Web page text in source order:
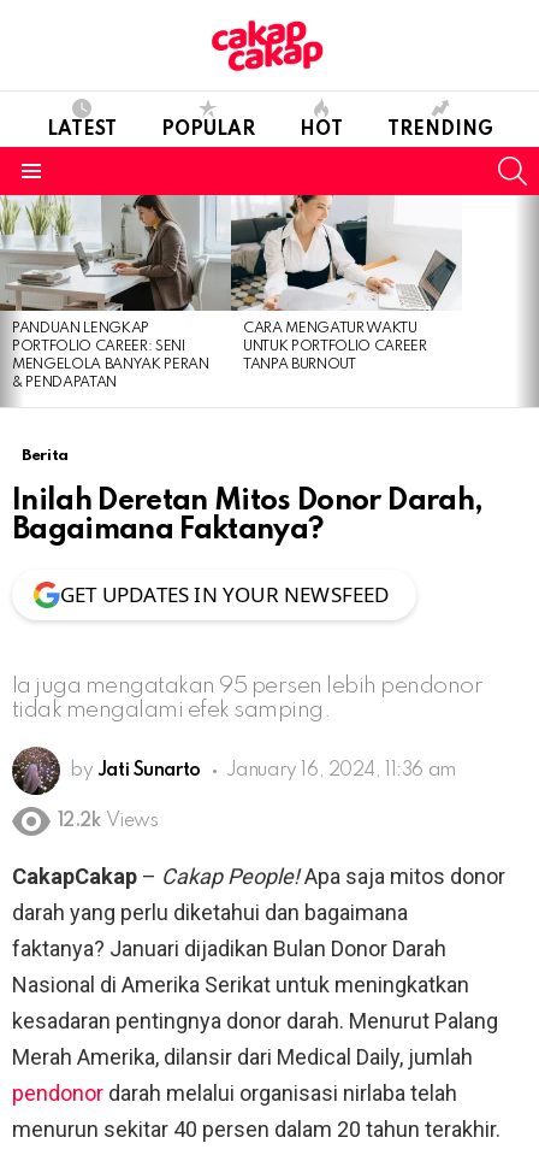
LATEST POPULAR HOT TRENDING
LATEST
STORIES
PANDUAN LENGKAP
PORTFOLIO CAREER: SENI
MENGELOLA BANYAK PERAN
& PENDAPATAN
CARA MENGATUR WAKTU
UNTUK PORTFOLIO CAREER
TANPA BURNOUT
Berita
Inilah Deretan Mitos Donor Darah,
Bagaimana Faktanya?
GET UPDATES IN YOUR NEWSFEED
Ia juga mengatakan 95 persen lebih pendonor
tidak mengalami efek samping.
by Jati Sunarto January 16, 2024, 11:36 am
12.2k Views
CakapCakap – Cakap People!Apa saja mitos donor
darah yang perlu diketahui dan bagaimana
faktanya? Januari dijadikan Bulan Donor Darah
Nasional di Amerika Serikat untuk meningkatkan
kesadaran pentingnya donor darah. Menurut Palang
Merah Amerika, dilansir dari Medical Daily, jumlah
pendonor darah melalui organisasi nirlaba telah
menurun sekitar 40 persen dalam 20 tahun terakhir.